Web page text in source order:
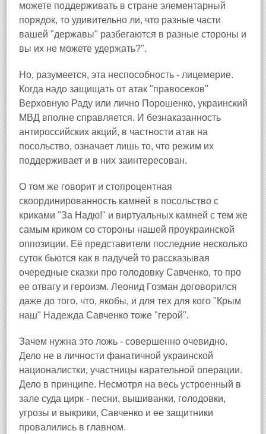
можете поддерживать в стране элементарный
порядок, то удивительно ли, что разные части
вашей "державы" разбегаются в разные стороны и
вы их не можете удержать?".
Но, разумеется, эта неспособность - лицемерие.
Когда надо защищать от атак "правосеков"
Верховную Раду или лично Порошенко, украинский
МВД вполне справляется. И безнаказанность
антироссийских акций, в частности атак на
посольство, означает лишь то, что режим их
поддерживает и в них заинтересован.
О том же говорит и стопроцентная
скоординированность камней в посольство с
криками "За Надю!" и виртуальных камней с тем же
самым криком со стороны нашей проукраинской
оппозиции. Её представители последние несколько
суток бьются как в падучей то рассказывая
очередные сказки про голодовку Савченко, то про
ее отвагу и героизм. Леонид Гозман договорился
даже до того, что, якобы, и для тех для кого "Крым
наш" Надежда Савченко тоже "герой".
Зачем нужна это ложь - совершенно очевидно.
Дело не в личности фанатичной украинской
националистки, участницы карательной операции.
Дело в принципе. Несмотря на весь устроенный в
зале суда цирк - песни, вышиванки, голодовки,
угрозы и выкрики, Савченко и ее защитники
провалились в главном.